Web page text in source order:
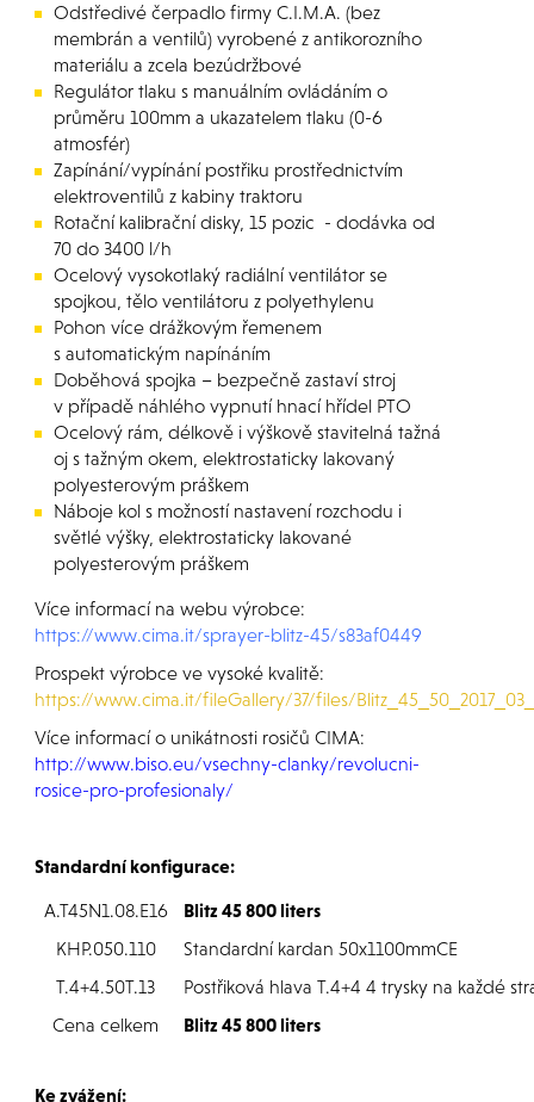
Odstředivé čerpadlo firmy C.I.M.A. (bez
membrán a ventilů) vyrobené z antikorozního
materiálu a zcela bezúdržbové
Regulátor tlaku s manuálním ovládáním o
průměru 100mm a ukazatelem tlaku (0-6
atmosfér)
Zapínání/vypínání postřiku prostřednictvím
elektroventilů z kabiny traktoru
Rotační kalibrační disky, 15 pozic - dodávka od
70 do 3400 l/h
Ocelový vysokotlaký radiální ventilátor se
spojkou, tělo ventilátoru z polyethylenu
Pohon více drážkovým řemenem
s automatickým napínáním
Doběhová spojka – bezpečně zastaví stroj
v případě náhlého vypnutí hnací hřídel PTO
Ocelový rám, délkově i výškově stavitelná tažná
oj s tažným okem, elektrostaticky lakovaný
polyesterovým práškem
Náboje kol s možností nastavení rozchodu i
světlé výšky, elektrostaticky lakované
polyesterovým práškem
Více informací na webu výrobce:
https://www.cima.it/sprayer-blitz-45/s83af0449
Prospekt výrobce ve vysoké kvalitě:
https://www.cima.it/fileGallery/37/files/
Více informací o unikátnosti rosičů CIMA:
http://www.biso.eu/vsechny-clanky/revolucni-
rosice-pro-profesionaly/
Standardní konfigurace:
A.T45N1.08.E16
Blitz 45 800 liters
KHP.050.110
Standardní kardan 50x1100mmCE
T.4+4.50T.13
Postřiková hlava T.4+4 4 trysky na každé
Cena celkem
Blitz 45 800 liters
Ke zvážení: